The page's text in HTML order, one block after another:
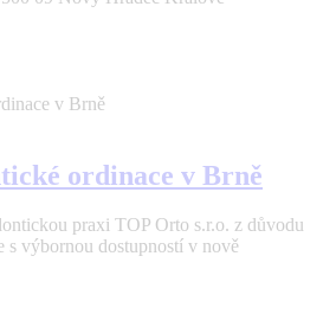
ordinace v Brně
praxi TOP Orto s.r.o. z důvodu
s výbornou dostupností v nově